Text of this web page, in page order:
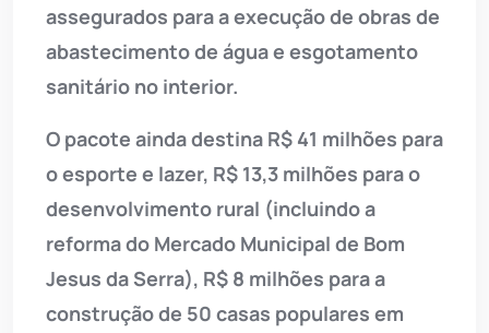
assegurados para a execução de obras de
abastecimento de água e esgotamento
sanitário no interior.
O pacote ainda destina R$ 41 milhões para
o esporte e lazer, R$ 13,3 milhões para o
desenvolvimento rural (incluindo a
reforma do Mercado Municipal de Bom
Jesus da Serra), R$ 8 milhões para a
construção de 50 casas populares em